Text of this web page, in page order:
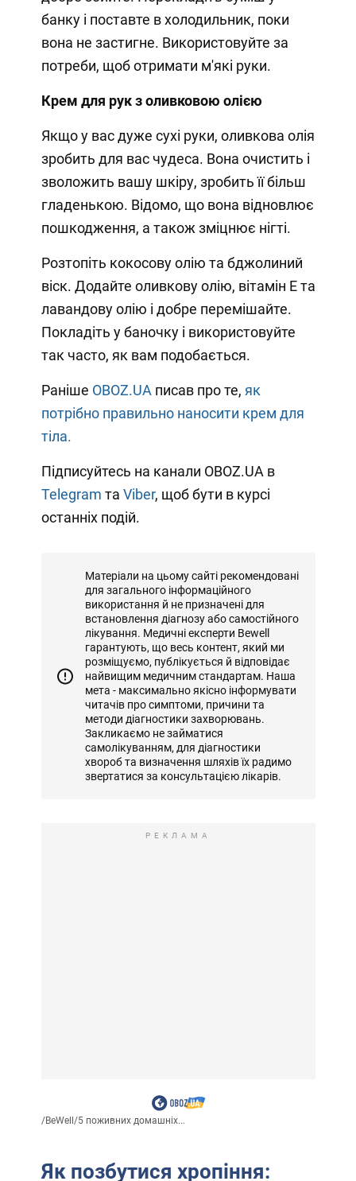
банку і поставте в холодильник, поки
вона не застигне. Використовуйте за
потреби, щоб отримати м'які руки.
Крем для рук з оливковою олією
Якщо у вас дуже сухі руки, оливкова олія
зробить для вас чудеса. Вона очистить і
зволожить вашу шкіру, зробить її більш
гладенькою. Відомо, що вона відновлює
пошкодження, а також зміцнює нігті.
Розтопіть кокосову олію та бджолиний
віск. Додайте оливкову олію, вітамін Е та
лавандову олію і добре перемішайте.
Покладіть у баночку і використовуйте
так часто, як вам подобається.
Раніше OBOZ.UA писав про те, як
потрібно правильно наносити крем для
тіла.
Підписуйтесь на канали OBOZ.UA в
Telegram та Viber, щоб бути в курсі
останніх подій.
Матеріали на цьому сайті рекомендовані
для загального інформаційного
використання й не призначені для
встановлення діагнозу або самостійного
лікування. Медичні експерти Bewell
гарантують, що весь контент, який ми
розміщуємо, публікується й відповідає
найвищим медичним стандартам. Наша
мета - максимально якісно інформувати
читачів про симптоми, причини та
методи діагностики захворювань.
Закликаємо не займатися
самолікуванням, для діагностики
хвороб та визначення шляхів їх радимо
звертатися за консультацією лікарів.
РЕКЛАМА
/BeWell /5 поживних домашніх...
Як позбутися хропіння: